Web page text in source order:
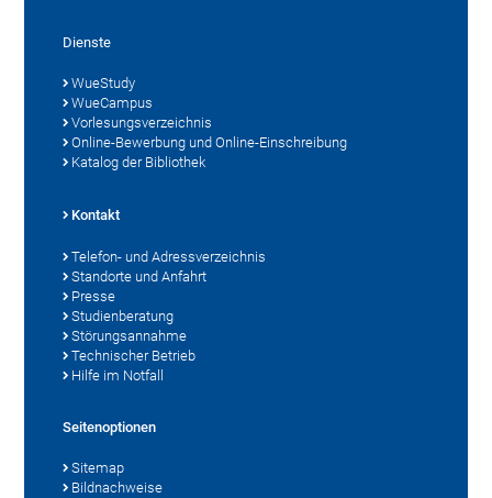
Dienste
WueStudy
WueCampus
Vorlesungsverzeichnis
Online-Bewerbung und Online-Einschreibung
Katalog der Bibliothek
Kontakt
Telefon- und Adressverzeichnis
Standorte und Anfahrt
Presse
Studienberatung
Störungsannahme
Technischer Betrieb
Hilfe im Notfall
Seitenoptionen
Sitemap
Bildnachweise